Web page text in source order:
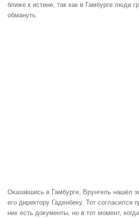
ближе к истине, так как в Гамбурге люди
обмануть.
Оказавшись в Гамбурге, Врунгель нашёл
его директору Гаденбеку. Тот согласился
них есть документы, но в тот момент,